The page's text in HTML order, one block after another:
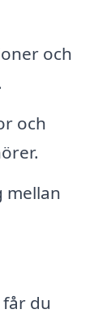
och
och
mellan
du